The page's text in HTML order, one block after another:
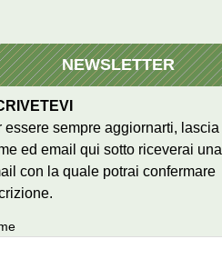
NEWSLETTER
essere sempre aggiornarti, lascia
ed email qui sotto riceverai una
con la quale potrai confermare